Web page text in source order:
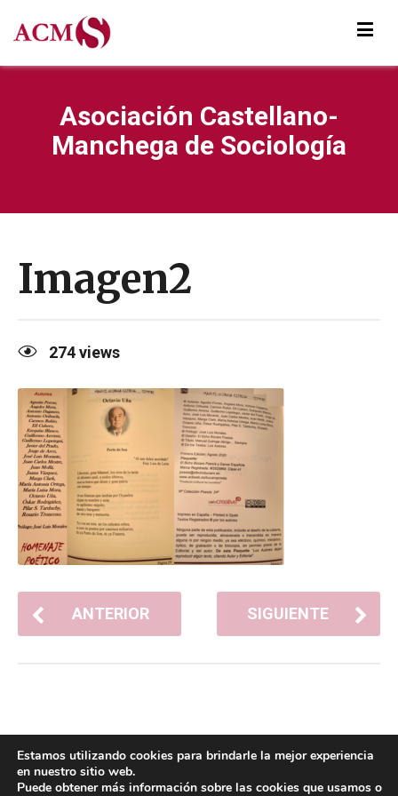
Asociación Castellano-
Manchega de Sociología
Imagen2
274views
ANTERIOR SIGUIENTE
Estamos utilizando cookies para brindarle la mejor experiencia
en nuestro sitio web.
Puede obtener más información sobre las cookies que usamos o